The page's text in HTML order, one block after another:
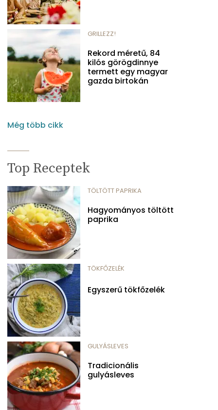
GRILLEZZ!
Rekord méretű, 84
kilós görögdinnye
termett egy magyar
gazda birtokán
Még több cikk
Top Receptek
TÖLTÖTT PAPRIKA
Hagyományos töltött
paprika
TÖKFŐZELÉK
Egyszerű tökfőzelék
GULYÁSLEVES
Tradicionális
gulyásleves